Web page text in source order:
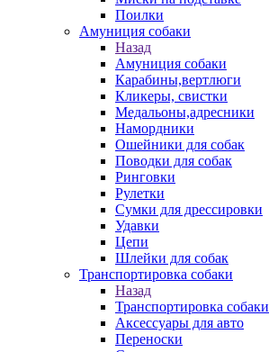
Поилки
Амуниция собаки
Назад
Амуниция собаки
Карабины,вертлюги
Кликеры, свистки
Медальоны,адресники
Намордники
Ошейники для собак
Поводки для собак
Ринговки
Рулетки
Сумки для дрессировки
Удавки
Цепи
Шлейки для собак
Транспортировка собаки
Назад
Транспортировка собаки
Аксессуары для авто
Переноски